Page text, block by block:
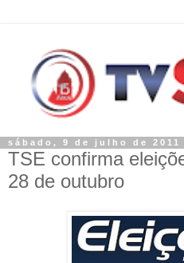
sábado, 9 de julho de 2011
TSE confirma
28 de outubro